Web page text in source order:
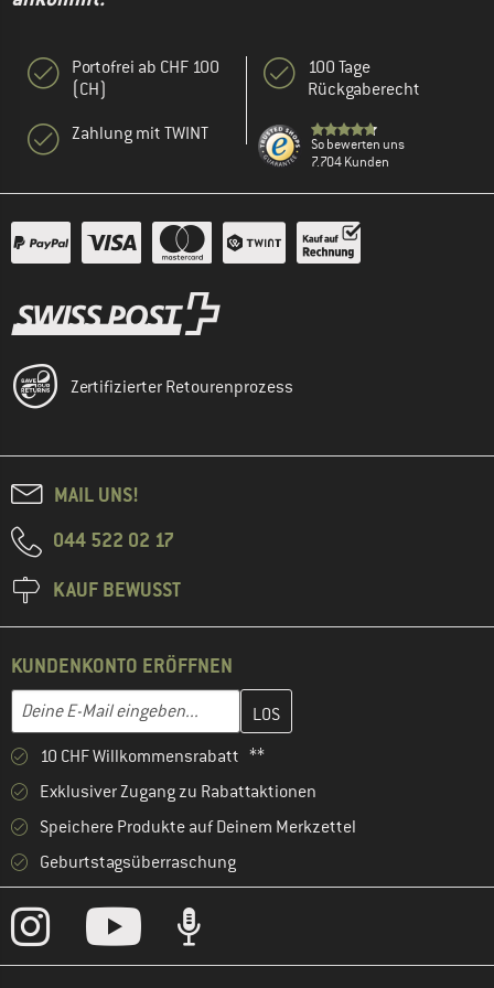
Portofrei ab CHF 100
(CH)
Zahlung mit TWINT
100 Tage
Rückgaberecht
So bewerten uns
7.704 Kunden
Zertifizierter Retourenprozess
MAIL UNS!
044 522 02 17
KAUF BEWUSST
KUNDENKONTO ERÖFFNEN
E-Mail-Adresse
Gib hier deine E-Mail-Adresse ein und erstelle im nächsten
10 CHF Willkommensrabatt **
Exklusiver Zugang zu Rabattaktionen
Speichere Produkte auf Deinem Merkzettel
Geburtstagsüberraschung